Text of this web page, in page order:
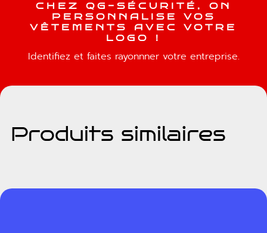
C H E Z Q G - S É C U R I T É , O N
P E R S O N N A L I S E VO S
V Ê T E M E N T S A V E C VO T R E
L O G O !
Identifiez et faites rayonnner votre entreprise.
Produits similaires